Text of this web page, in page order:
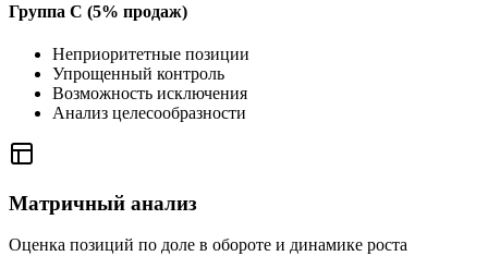
Группа C (5% продаж)
Неприоритетные позиции
Упрощенный контроль
Возможность исключения
Анализ целесообразности
Матричный анализ
Оценка позиций по доле в обороте и динамике роста